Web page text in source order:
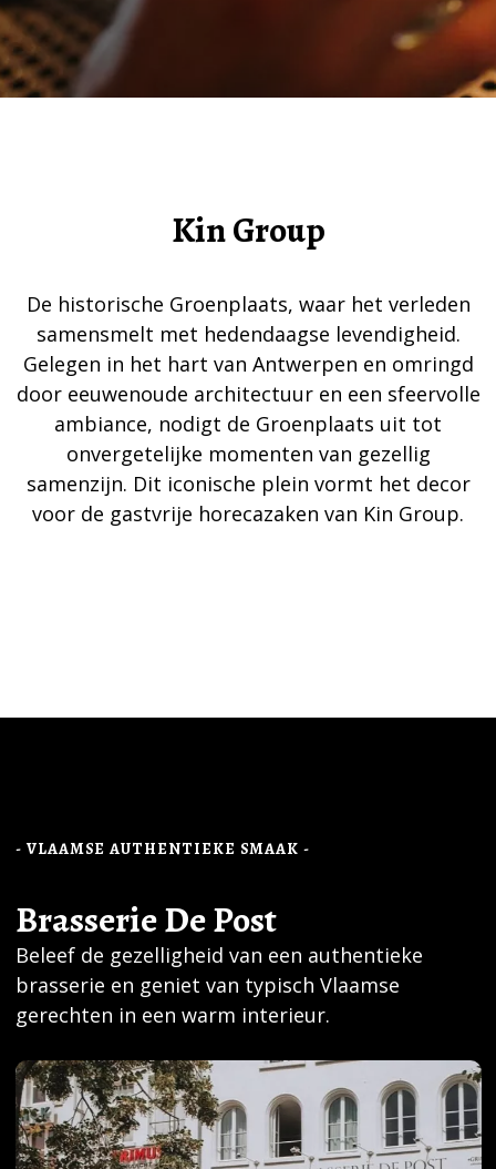
Kin Group
De historische Groenplaats, waar het verleden
samensmelt met hedendaagse levendigheid.
Gelegen in het hart van Antwerpen en omringd
door eeuwenoude architectuur en een sfeervolle
ambiance, nodigt de Groenplaats uit tot
onvergetelijke momenten van gezellig
samenzijn. Dit iconische plein vormt het decor
voor de gastvrije horecazaken van Kin Group.
- VLAAMSE AUTHENTIEKE SMAAK -
Brasserie De Post
Beleef de gezelligheid van een authentieke
brasserie en geniet van typisch Vlaamse
gerechten in een warm interieur.